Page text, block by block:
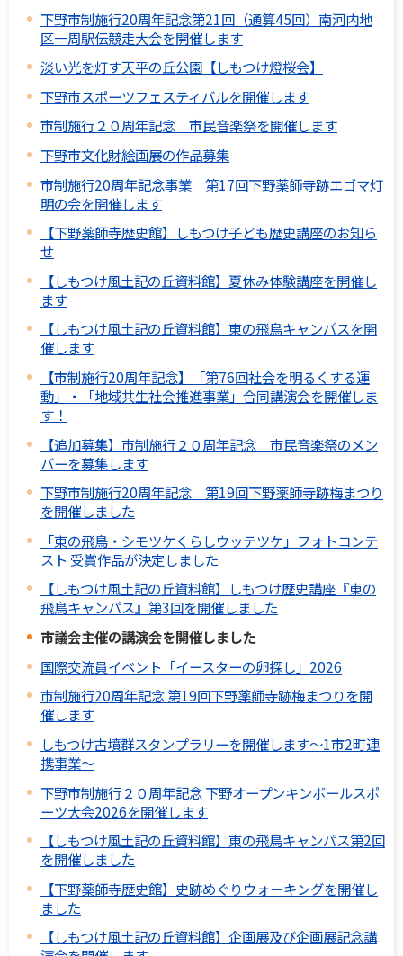
下野市制施行20周年記念第21回（通算45回）南河内地
区一周駅伝競走大会を開催します
淡い光を灯す天平の丘公園【しもつけ燈桜会】
下野市スポーツフェスティバルを開催します
市制施行２０周年記念 市民音楽祭を開催します
下野市文化財絵画展の作品募集
市制施行20周年記念事業 第17回下野薬師寺跡エゴマ灯
明の会を開催します
【下野薬師寺歴史館】しもつけ子ども歴史講座のお知ら
せ
【しもつけ風土記の丘資料館】夏休み体験講座を開催し
ます
【しもつけ風土記の丘資料館】東の飛鳥キャンパスを開
催します
【市制施行20周年記念】「第76回社会を明るくする運
動」・「地域共生社会推進事業」合同講演会を開催しま
す！
【追加募集】市制施行２０周年記念 市民音楽祭のメン
バーを募集します
下野市制施行20周年記念 第19回下野薬師寺跡梅まつり
を開催しました
「東の飛鳥・シモツケくらしウッテツケ」フォトコンテ
スト 受賞作品が決定しました
【しもつけ風土記の丘資料館】しもつけ歴史講座『東の
飛鳥キャンパス』第3回を開催しました
市議会主催の講演会を開催しました
国際交流員イベント「イースターの卵探し」2026
市制施行20周年記念 第19回下野薬師寺跡梅まつりを開
催します
しもつけ古墳群スタンプラリーを開催します～1市2町連
携事業～
下野市制施行２０周年記念 下野オープンキンボールスポ
ーツ大会2026を開催します
【しもつけ風土記の丘資料館】東の飛鳥キャンパス第2回
を開催しました
【下野薬師寺歴史館】史跡めぐりウォーキングを開催し
ました
【しもつけ風土記の丘資料館】企画展及び企画展記念講